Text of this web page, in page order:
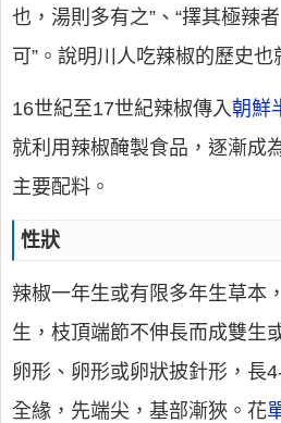
也，湯則多有之”、“擇其極辣
可”。說明川人吃辣椒的歷史也
16世紀至17世紀辣椒傳入朝鮮
就利用辣椒醃製食品，逐漸成
主要配料。
性狀
辣椒一年生或有限多年生草本
生，枝頂端節不伸長而成雙生
卵形、卵形或卵狀披針形，長
全緣，先端尖，基部漸狹。花